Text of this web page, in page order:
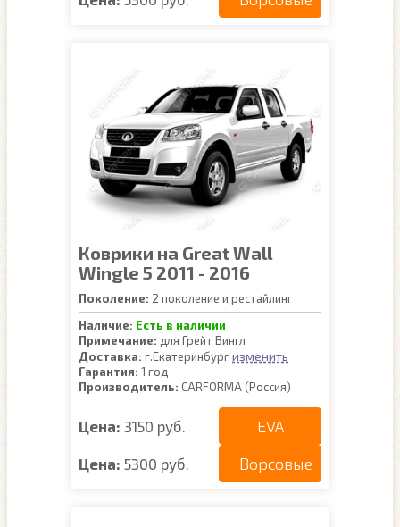
Коврики на Great Wall
Wingle 5 2011 - 2016
Поколение: 2 поколение и рестайлинг
Наличие: Есть в наличии
Примечание: для Грейт Вингл
Доставка: г.Екатеринбургизменить
Гарантия: 1 год
Производитель: CARFORMA (Россия)
Цена: 3150 руб. EVA
Цена: 5300 руб. Ворсовые